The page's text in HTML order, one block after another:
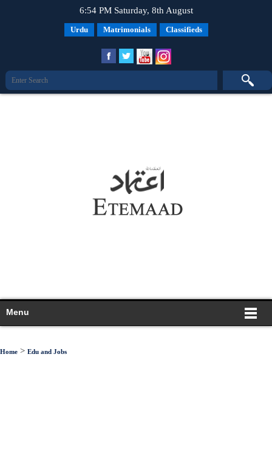
6:54 PM Saturday, 8th August
Urdu Matrimonials Classifieds
Menu
Home > Edu and Jobs